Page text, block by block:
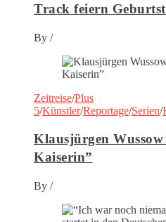
Track feiern
By /
Zeitreise/Plus
5/Künstler/Reportage/Serien/
Klausjürgen
Kaiserin”
By /